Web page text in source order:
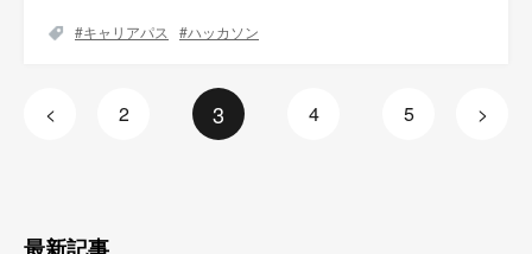
キャリアパス ハッカソン
< 2 3 4 5 >